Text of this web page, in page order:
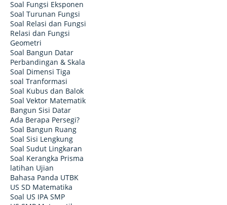
Soal Fungsi Eksponen
Soal Turunan Fungsi
Soal Relasi dan Fungsi
Relasi dan Fungsi
Geometri
Soal Bangun Datar
Perbandingan & Skala
Soal Dimensi Tiga
soal Tranformasi
Soal Kubus dan Balok
Soal Vektor Matematik
Bangun Sisi Datar
Ada Berapa Persegi?
Soal Bangun Ruang
Soal Sisi Lengkung
Soal Sudut Lingkaran
Soal Kerangka Prisma
latihan Ujian
Bahasa Panda UTBK
US SD Matematika
Soal US IPA SMP